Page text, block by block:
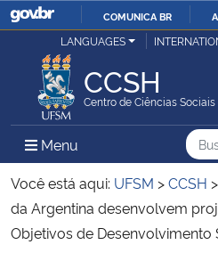
IR
COMUNICA BR
Ministério da Justiça e Segurança Pública
Ministério da Defesa
Ministério das Relações Exteriores
Ministério da Economia
LANGUAGES
CCSH
Centro de Ciências
Menu Menu Principal do
Você está aqui: UFSM >CCSH >
da Argentina desenvolvem
Objetivos de Desenvolvimento